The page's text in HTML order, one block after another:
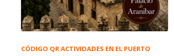
CÓDIGO QR ACTIVIDADES EN EL PUERTO